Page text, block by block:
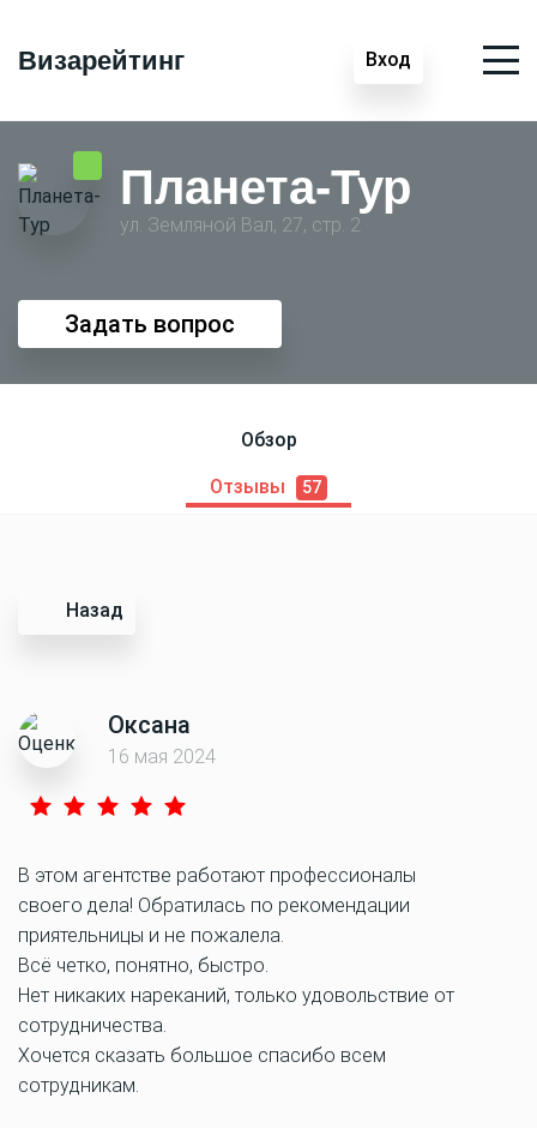
Визарейтинг Вход
Планета-Тур
ул. Земляной Вал, 27, стр. 2
Задать вопрос
Обзор
Отзывы 57
Назад
Оксана
16 мая 2024
В этом агентстве работают профессионалы
своего дела! Обратилась по рекомендации
приятельницы и не пожалела.
Всё четко, понятно, быстро.
Нет никаких нареканий, только удовольствие от
сотрудничества.
Хочется сказать большое спасибо всем
сотрудникам.